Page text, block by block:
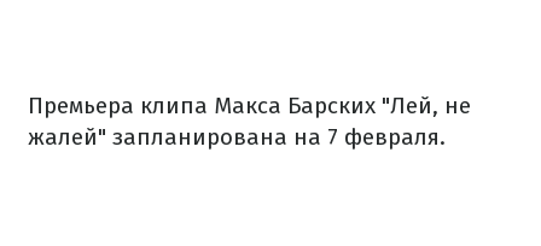
Премьера клипа Макса Барских "Лей, не
жалей" запланирована на 7 февраля.